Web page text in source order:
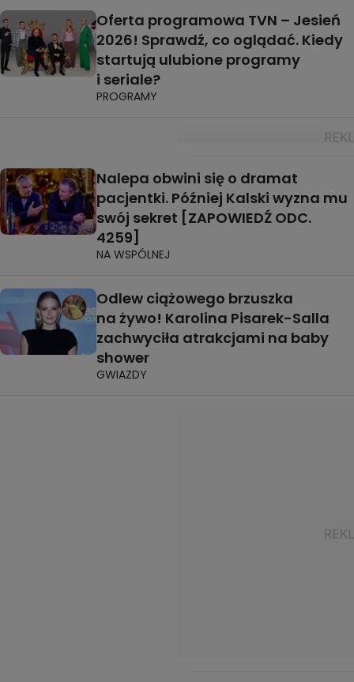
Oferta programowa TVN – Jesień
2026! Sprawdź, co oglądać. Kiedy
startują ulubione programy
i seriale?
PROGRAMY
Nalepa obwini się o dramat
pacjentki. Później Kalski wyzna mu
swój sekret [ZAPOWIEDŹ ODC.
4259]
NA WSPÓLNEJ
Odlew ciążowego brzuszka
na żywo! Karolina Pisarek-Salla
zachwyciła atrakcjami na baby
shower
GWIAZDY